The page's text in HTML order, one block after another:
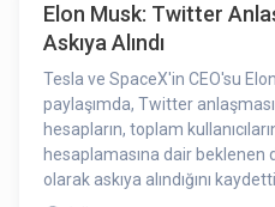
Elon Musk: Twitter
Askıya Alındı
Tesla ve SpaceX'in CEO'su
paylaşımda, Twitter
hesapların, toplam
hesaplamasına dair beklenen
olarak askıya alındığını kaydetti.